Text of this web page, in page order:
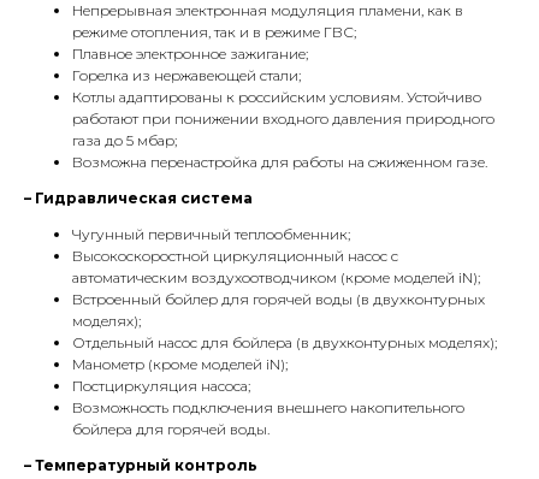
Непрерывная электронная модуляция пламени, как в
режиме отопления, так и в режиме ГВС;
Плавное электронное зажигание;
Горелка из нержавеющей стали;
Котлы адаптированы к российским условиям. Устойчиво
работают при понижении входного давления природного
газа до 5 мбар;
Возможна перенастройка для работы на сжиженном газе.
– Гидравлическая система
Чугунный первичный теплообменник;
Высокоскоростной циркуляционный насос с
автоматическим воздухоотводчиком (кроме моделей iN);
Встроенный бойлер для горячей воды (в двухконтурных
моделях);
Отдельный насос для бойлера (в двухконтурных моделях);
Манометр (кроме моделей iN);
Постциркуляция насоса;
Возможность подключения внешнего накопительного
бойлера для горячей воды.
– Температурный контроль